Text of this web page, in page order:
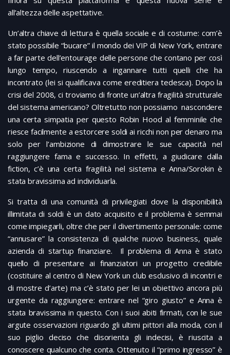
all’altezza delle aspettative.
Un’altra chiave di lettura è quella sociale e di costume: com’è
stato possibile “bucare” il mondo dei VIP di New York, entrare
a far parte dell’entourage delle persone che contano per così
lungo tempo, riuscendo a ingannare tutti quelli che ha
incontrato (lei si qualificava come ereditiera tedesca). Dopo la
crisi del 2008, ci troviamo di fronte un’altra fragilità strutturale
del sistema americano? Oltretutto non possiamo nascondere
una certa simpatia per questo Robin Hood al femminile che
riesce facilmente a estorcere soldi ai ricchi non per denaro ma
solo per l’ambizione di dimostrare le sue capacità nel
raggiungere fama e successo. In effetti, a giudicare dalla
fiction, c’è una certa fragilità nel sistema e Anna/Sorokin è
stata bravissima ad individuarla.
Si tratta di una comunità di privilegiati dove la disponibilità
illimitata di soldi è un dato acquisito e il problema è semmai
come impiegarli, oltre che per il divertimento personale: come
“annusare” la consistenza di qualche nuovo business, quale
azienda di startup finanziare. Il problema di Anna è stato
quello di presentare ai finanziatori un progetto credibile
(costituire al centro di New York un club esclusivo di incontri e
di mostre d’arte) ma c’è stato per lei un obiettivo ancora più
urgente da raggiungere: entrare nel “giro giusto” e Anna è
stata bravissima in questo. Con i suoi abiti firmati, con le sue
argute osservazioni riguardo gli ultimi pittori alla moda, con il
suo piglio deciso che disorienta gli indecisi, è riuscita a
conoscere qualcuno che conta. Ottenuto il “primo ingresso” è